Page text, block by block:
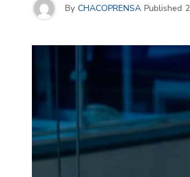
By CHACOPRENSA Published